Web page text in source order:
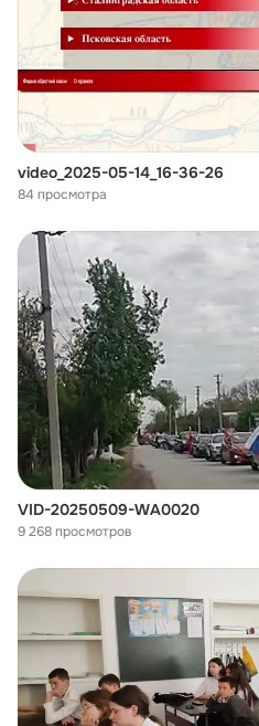
video_2025-05-14_16-36-26
84 просмотра
VID-20250509-WA0020
9 268 просмотров